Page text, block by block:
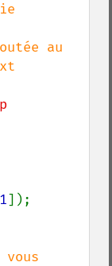
1]);